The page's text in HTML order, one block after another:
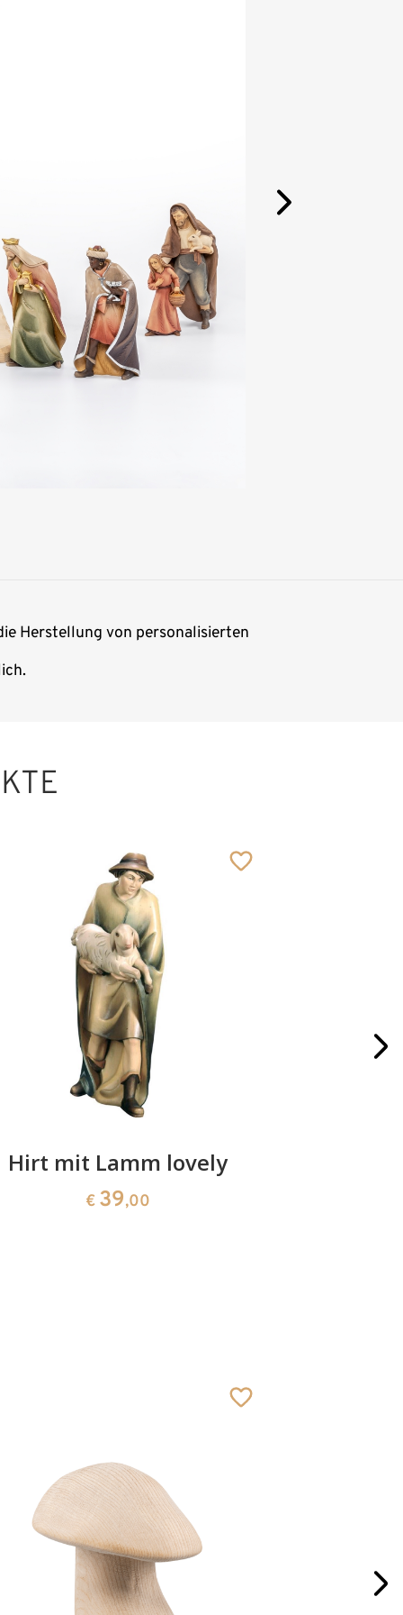
Herstellung von personalisierten
Hirt mit Lamm lovely
€ 39,00